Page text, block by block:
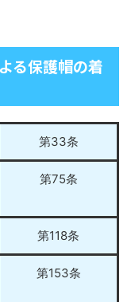
る保護帽の着
第33条
第75条
第118条
第153条